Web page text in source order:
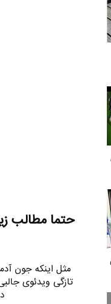
حتما مطالب
مثل اینکه جون
تازگی ویدئوی